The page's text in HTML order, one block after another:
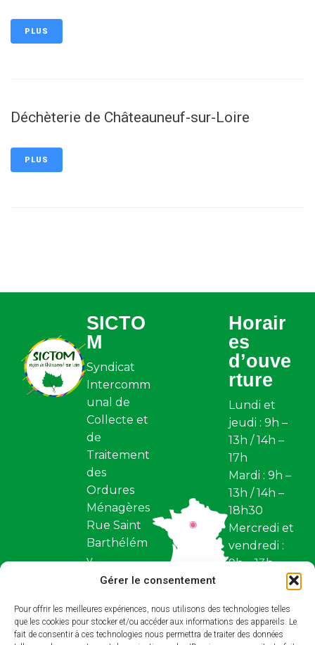
Gérer le consentement
Pour offrir les meilleures expériences, nous utilisons des technologies telles
que les cookies pour stocker et/ou accéder aux informations des appareils. Le
fait de consentir à ces technologies nous permettra de traiter des données
PLUS
Déchèterie de Châteauneuf-sur-Loire
PLUS
SICTO
M
Syndicat
Intercomm
unal de
Collecte et
de
Traitement
des
Ordures
Ménagères
Rue Saint
Barthélém
y
Z.I. Saint
y BP 97
45110,
Horair
es
d’ouve
rture
Lundi et
jeudi : 9h –
13h / 14h –
17h
Mardi : 9h –
13h / 14h –
18h30
Mercredi et
vendredi :
9h – 13h
dimanche